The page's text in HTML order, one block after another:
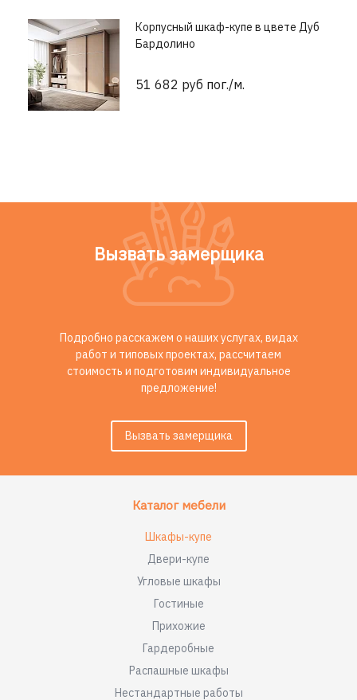
Корпусный шкаф-купе в цвете Дуб
Бардолино
51 682 руб пог./м.
Вызвать замерщика
Подробно расскажем о наших услугах, видах
работ и типовых проектах, рассчитаем
стоимость и подготовим индивидуальное
предложение!
Вызвать замерщика
Каталог мебели
Шкафы-купе
Двери-купе
Угловые шкафы
Гостиные
Прихожие
Гардеробные
Распашные шкафы
Нестандартные работы